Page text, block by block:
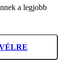
a legjobb